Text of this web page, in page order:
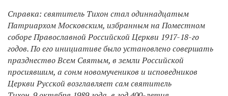
Справка: святитель Тихон стал одиннадцатым
Патриархом Московским, избранным на Поместном
соборе Православной Российской Церкви 1917-18-го
годов. По его инициативе было установлено совершать
празднество Всем Святым, в земли Российской
просиявшим, а сонм новомучеников и исповедников
Церкви Русской возглавляет сам святитель